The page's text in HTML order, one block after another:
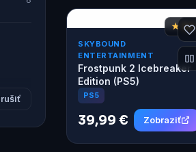
★ 8,2
SKYBOUND
ENTERTAINMENT
Frostpunk 2 Icebreaker
Edition (PS5)
PS5
39,99 € Zobraziť